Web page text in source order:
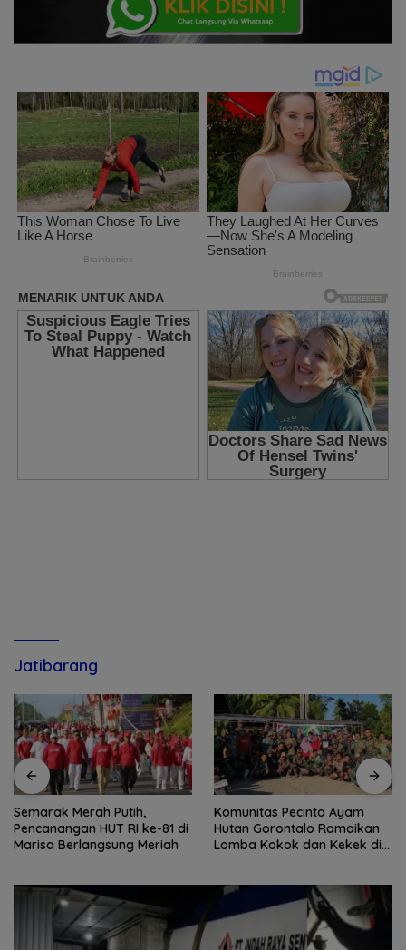
Jatibarang
di
Komunitas Pecinta Ayam
Hutan Gorontalo Ramaikan
Lomba Kokok dan Kekek di
Beri Kepastian Hukum, BJA
Group Fasilitasi Penerbitan
SHM Lahan Warga